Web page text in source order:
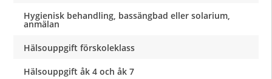
Hygienisk behandling, bassängbad eller solarium,
anmälan
Hälsouppgift förskoleklass
Hälsouppgift åk 4 och åk 7